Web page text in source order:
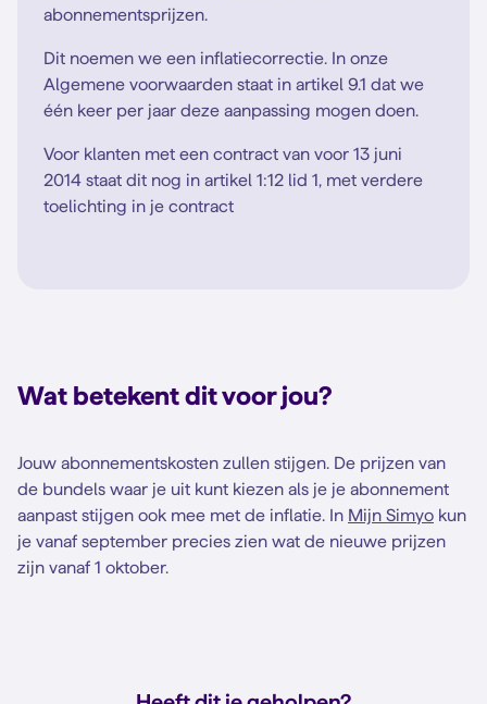
abonnementsprijzen.
Dit noemen we een inflatiecorrectie. In onze
Algemene voorwaarden staat in artikel 9.1 dat we
één keer per jaar deze aanpassing mogen doen.
Voor klanten met een contract van voor 13 juni
2014 staat dit nog in artikel 1:12 lid 1, met verdere
toelichting in je contract
Wat betekent dit voor jou?
Jouw abonnementskosten zullen stijgen. De prijzen van
de bundels waar je uit kunt kiezen als je je abonnement
aanpast stijgen ook mee met de inflatie. In Mijn Simyo kun
je vanaf september precies zien wat de nieuwe prijzen
zijn vanaf 1 oktober.